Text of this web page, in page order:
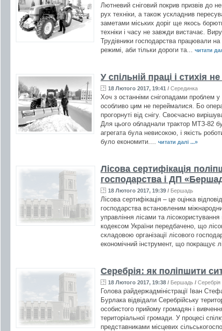
Лютневий сніговий покрив призвів до
рух техніки, а також ускладнив
заметами міських доріг ще якось
техніки і часу не завжди вистачає.
Трудівники господарства працювали
режимі, аби тільки дороги та...
читати
У спільній праці і стихія
18 Лютого 2017, 19:41 / Серединка
Хоч з останніми снігопадами проблем
особливо цим не переймалися. Бо
прогорнуті від снігу. Своєчасно
Для цього обладнали трактор МТЗ-82
агрегата була невисокою, і якість
було економити....
читати далі ...»
Лісова сертифікація
господарства і ДП
18 Лютого 2017, 19:39 / Бершадь
Лісова сертифікація – це оцінка
господарства встановленим
управління лісами та
кодексом України передбачено, що
складовою організації лісового
економічний інструмент, що покращує
Серебрія: як поліпшити
18 Лютого 2017, 19:38 / Бершадь / Серебрія
Голова райдержадміністрації Іван
Бурлака відвідали Серебрійську
особистого прийому громадян і
територіальної громади. У процесі
представниками місцевих